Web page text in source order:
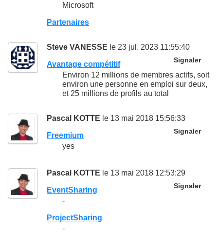
Microsoft
Partenaires
Steve VANESSE le 23 jul. 2023 11:55:40
Signaler
Avantage compétitif
Environ 12 millions de membres actifs, soit
environ une personne en emploi sur deux,
et 25 millions de profils au total
Pascal KOTTE le 13 mai 2018 15:56:33
Signaler
Freemium
yes
Pascal KOTTE le 13 mai 2018 12:53:29
Signaler
EventSharing
-
ProjectSharing
-